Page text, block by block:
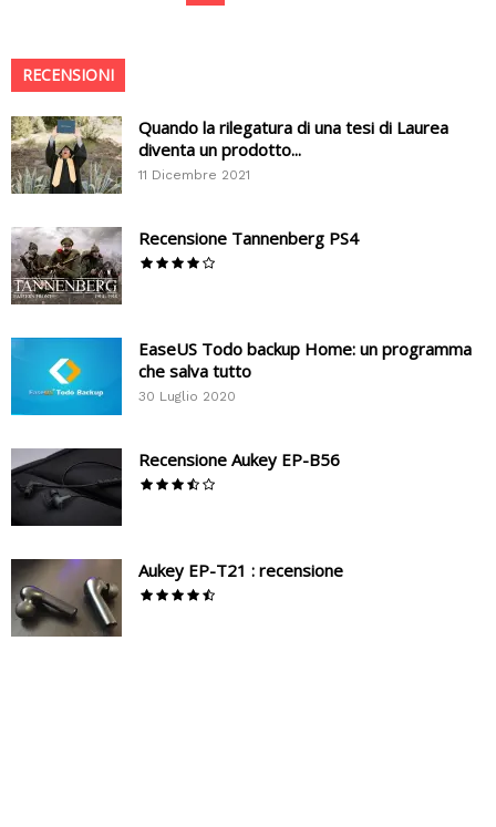
RECENSIONI
Quando la rilegatura di una tesi di Laurea
diventa un prodotto...
11 Dicembre 2021
Recensione Tannenberg PS4
EaseUS Todo backup Home: un programma
che salva tutto
30 Luglio 2020
Recensione Aukey EP-B56
Aukey EP-T21 : recensione